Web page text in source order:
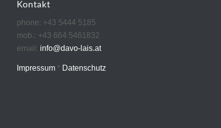
Kontakt
phone: +43 5444 5185
mob.: +43 664 5461832
email: info@davo-lais.at
Impressum* Datenschutz